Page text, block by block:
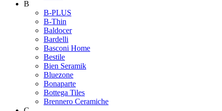
B
B-PLUS
B-Thin
Baldocer
Bardelli
Basconi Home
Bestile
Bien Seramik
Bluezone
Bonaparte
Bottega Tiles
Brennero Ceramiche